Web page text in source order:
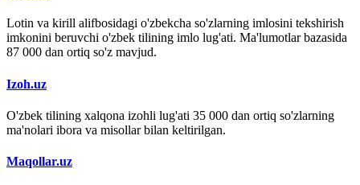
Lotin va kirill alifbosidagi o'zbekcha so'zlarning imlosini tekshirish
imkonini beruvchi o'zbek tilining imlo lug'ati. Ma'lumotlar bazasida
87 000 dan ortiq so'z mavjud.
Izoh.uz
O'zbek tilining xalqona izohli lug'ati 35 000 dan ortiq so'zlarning
ma'nolari ibora va misollar bilan keltirilgan.
Maqollar.uz